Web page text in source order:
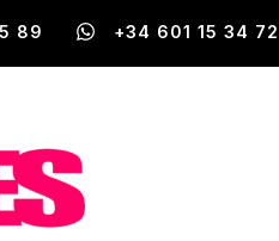
89 +34 601 15 34 72